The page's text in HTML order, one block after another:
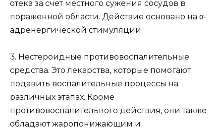
отека за счет местного сужения сосудов в
пораженной области. Действие основано на α-
адренергической стимуляции.
3. Нестероидные противовоспалительные
средства. Это лекарства, которые помогают
подавить воспалительные процессы на
различных этапах. Кроме
противовоспалительного действия, они также
обладают жаропонижающим и